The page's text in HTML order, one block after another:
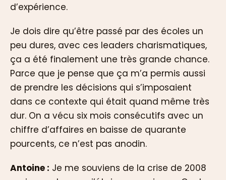
d’expérience.
Je dois dire qu’être passé par des écoles un
peu dures, avec ces leaders charismatiques,
ça a été finalement une très grande chance.
Parce que je pense que ça m’a permis aussi
de prendre les décisions qui s’imposaient
dans ce contexte qui était quand même très
dur. On a vécu six mois consécutifs avec un
chiffre d’affaires en baisse de quarante
pourcents, ce n’est pas anodin.
Antoine : Je me souviens de la crise de 2008